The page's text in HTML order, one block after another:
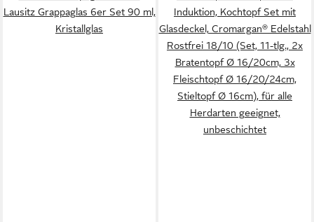
Lausitz Grappaglas 6er Set 90 ml,
Kristallglas
Induktion, Kochtopf Set mit
Glasdeckel, Cromargan® Edelstahl
Rostfrei 18/10 (Set, 11-tlg., 2x
Bratentopf Ø 16/20cm, 3x
Fleischtopf Ø 16/20/24cm,
Stieltopf Ø 16cm), für alle
Herdarten geeignet,
unbeschichtet